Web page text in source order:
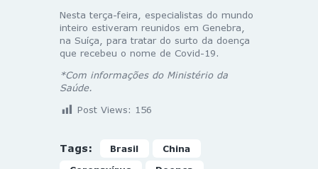
Nesta terça-feira, especialistas do mundo
inteiro estiveram reunidos em Genebra,
na Suíça, para tratar do surto da doença
que recebeu o nome de Covid-19.
*Com informações do Ministério da
Saúde.
Post Views: 156
Tags: Brasil China